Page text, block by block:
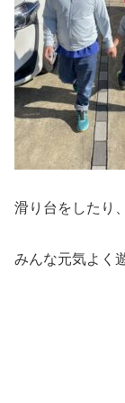
滑り台をしたり
みんな元気よく